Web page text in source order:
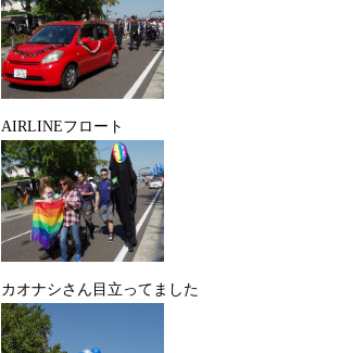
AIRLINEフロート
カオナシさん目立ってました